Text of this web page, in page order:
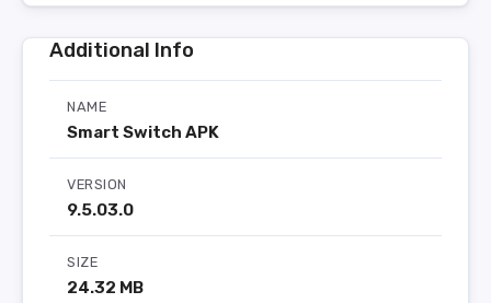
Additional Info
NAME
Smart Switch APK
VERSION
9.5.03.0
SIZE
24.32 MB